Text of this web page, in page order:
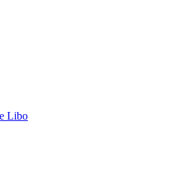
Libo